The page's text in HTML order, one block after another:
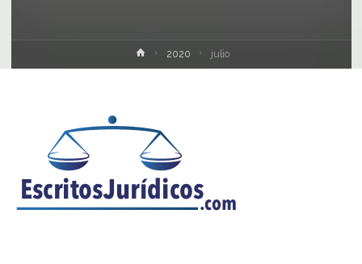
Inicio2020 julio